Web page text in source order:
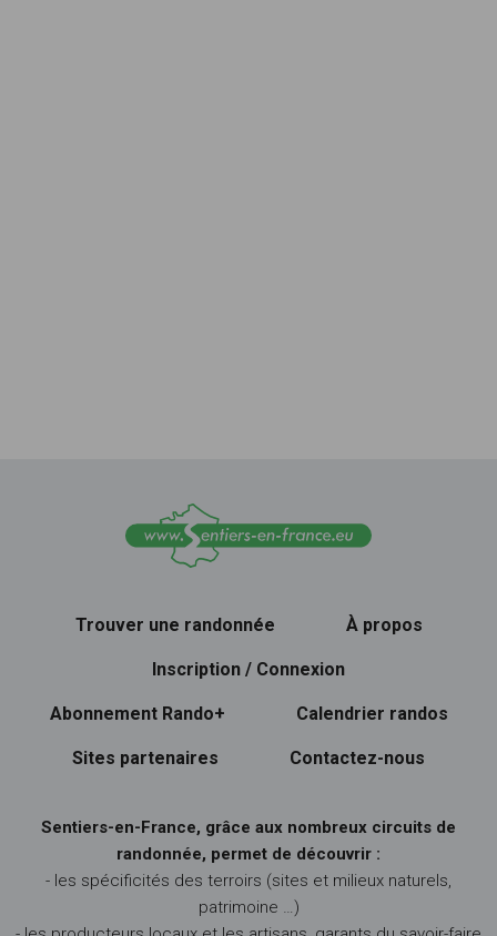
Trouver une randonnée À propos
Inscription / Connexion
Abonnement Rando+ Calendrier randos
Sites partenaires Contactez-nous
Sentiers-en-France, grâce aux nombreux circuits de
randonnée, permet de découvrir :
- les spécificités des terroirs (sites et milieux naturels,
patrimoine …)